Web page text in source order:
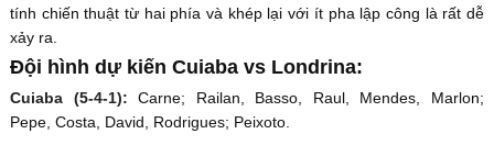
tính chiến thuật từ hai phía và khép lại với ít pha lập công là rất dễ
xảy ra.
Đội hình dự kiến Cuiaba vs Londrina:
Cuiaba (5-4-1):Carne; Railan, Basso, Raul, Mendes, Marlon;
Pepe, Costa, David, Rodrigues; Peixoto.